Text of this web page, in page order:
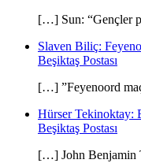
[…] Sun: “Gençler
Slaven Biliç:
Beşiktaş Postası
[…] ”Feyenoord
Hürser Tekinoktay:
Beşiktaş Postası
[…] John Benjamin